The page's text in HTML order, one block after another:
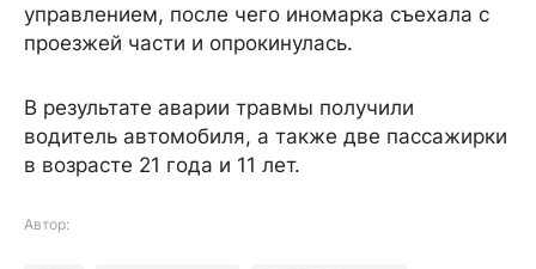
управлением, после чего иномарка съехала с
проезжей части и опрокинулась.
В результате аварии травмы получили
водитель автомобиля, а также две пассажирки
в возрасте 21 года и 11 лет.
Автор: